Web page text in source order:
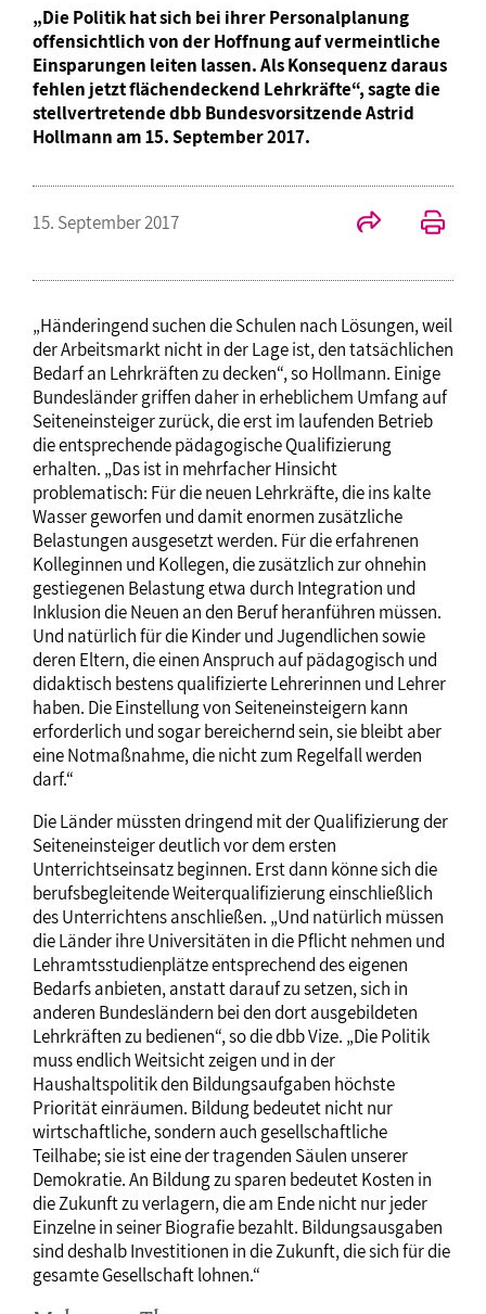
„Die Politik hat sich bei ihrer Personalplanung
offensichtlich von der Hoffnung auf vermeintliche
Einsparungen leiten lassen. Als Konsequenz daraus
fehlen jetzt flächendeckend Lehrkräfte“, sagte die
stellvertretende dbb Bundesvorsitzende Astrid
Hollmann am 15. September 2017.
15. September 2017
„Händeringend suchen die Schulen nach Lösungen, weil
der Arbeitsmarkt nicht in der Lage ist, den tatsächlichen
Bedarf an Lehrkräften zu decken“, so Hollmann. Einige
Bundesländer griffen daher in erheblichem Umfang auf
Seiteneinsteiger zurück, die erst im laufenden Betrieb
die entsprechende pädagogische Qualifizierung
erhalten. „Das ist in mehrfacher Hinsicht
problematisch: Für die neuen Lehrkräfte, die ins kalte
Wasser geworfen und damit enormen zusätzliche
Belastungen ausgesetzt werden. Für die erfahrenen
Kolleginnen und Kollegen, die zusätzlich zur ohnehin
gestiegenen Belastung etwa durch Integration und
Inklusion die Neuen an den Beruf heranführen müssen.
Und natürlich für die Kinder und Jugendlichen sowie
deren Eltern, die einen Anspruch auf pädagogisch und
didaktisch bestens qualifizierte Lehrerinnen und Lehrer
haben. Die Einstellung von Seiteneinsteigern kann
erforderlich und sogar bereichernd sein, sie bleibt aber
eine Notmaßnahme, die nicht zum Regelfall werden
darf.“
Die Länder müssten dringend mit der Qualifizierung der
Seiteneinsteiger deutlich vor dem ersten
Unterrichtseinsatz beginnen. Erst dann könne sich die
berufsbegleitende Weiterqualifizierung einschließlich
des Unterrichtens anschließen. „Und natürlich müssen
die Länder ihre Universitäten in die Pflicht nehmen und
Lehramtsstudienplätze entsprechend des eigenen
Bedarfs anbieten, anstatt darauf zu setzen, sich in
anderen Bundesländern bei den dort ausgebildeten
Lehrkräften zu bedienen“, so die dbb Vize. „Die Politik
muss endlich Weitsicht zeigen und in der
Haushaltspolitik den Bildungsaufgaben höchste
Priorität einräumen. Bildung bedeutet nicht nur
wirtschaftliche, sondern auch gesellschaftliche
Teilhabe; sie ist eine der tragenden Säulen unserer
Demokratie. An Bildung zu sparen bedeutet Kosten in
die Zukunft zu verlagern, die am Ende nicht nur jeder
Einzelne in seiner Biografie bezahlt. Bildungsausgaben
sind deshalb Investitionen in die Zukunft, die sich für die
gesamte Gesellschaft lohnen.“